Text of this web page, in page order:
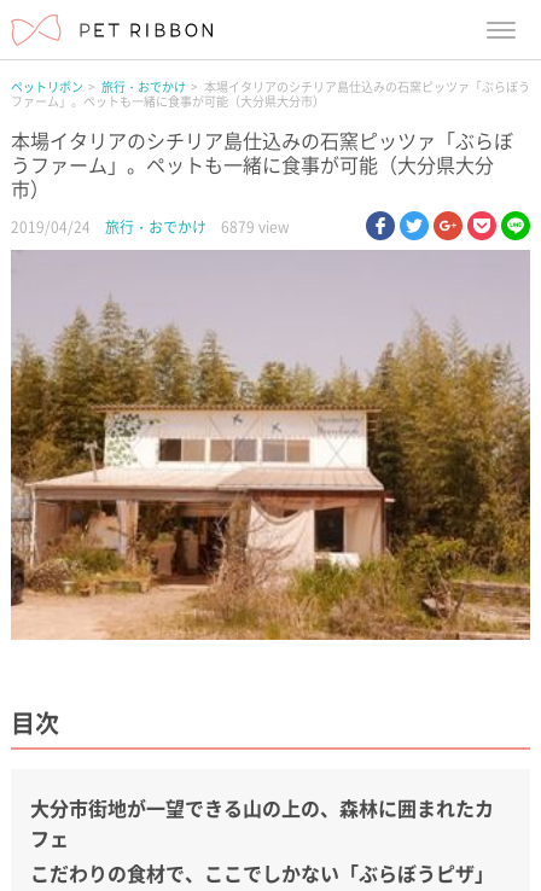
ペットリボン 旅行・おでかけ
本場イタリアのシチリア島仕込みの石窯ピッツァ「ぶらぼう
ファーム」。ペットも一緒に食事が可能（大分県大分市）
本場イタリアのシチリア島仕込みの石窯ピッツァ「ぶらぼ
うファーム」。ペットも一緒に食事が可能（大分県大分
市）
2019/04/24 旅行・おでかけ 6879 view facebook
twittergoogle
目次
大分市街地が一望できる山の上の、森林に囲まれたカ
フェ
こだわりの食材で、ここでしかない「ぶらぼうピザ」